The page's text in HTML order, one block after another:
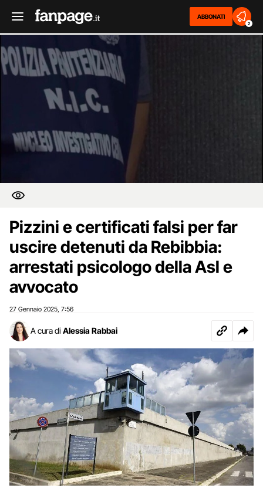
ABBONATI
2
Pizzini e certificati falsi per far
uscire detenuti da Rebibbia:
arrestati psicologo della Asl e
avvocato
27 Gennaio 2025 7:56
A cura di Alessia Rabbai